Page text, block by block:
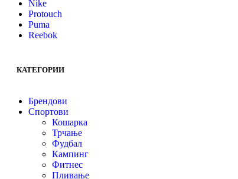
Nike
Protouch
Puma
Reebok
КАТЕГОРИИ
Брендови
Спортови
Кошарка
Трчање
Фудбал
Кампинг
Фитнес
Пливање